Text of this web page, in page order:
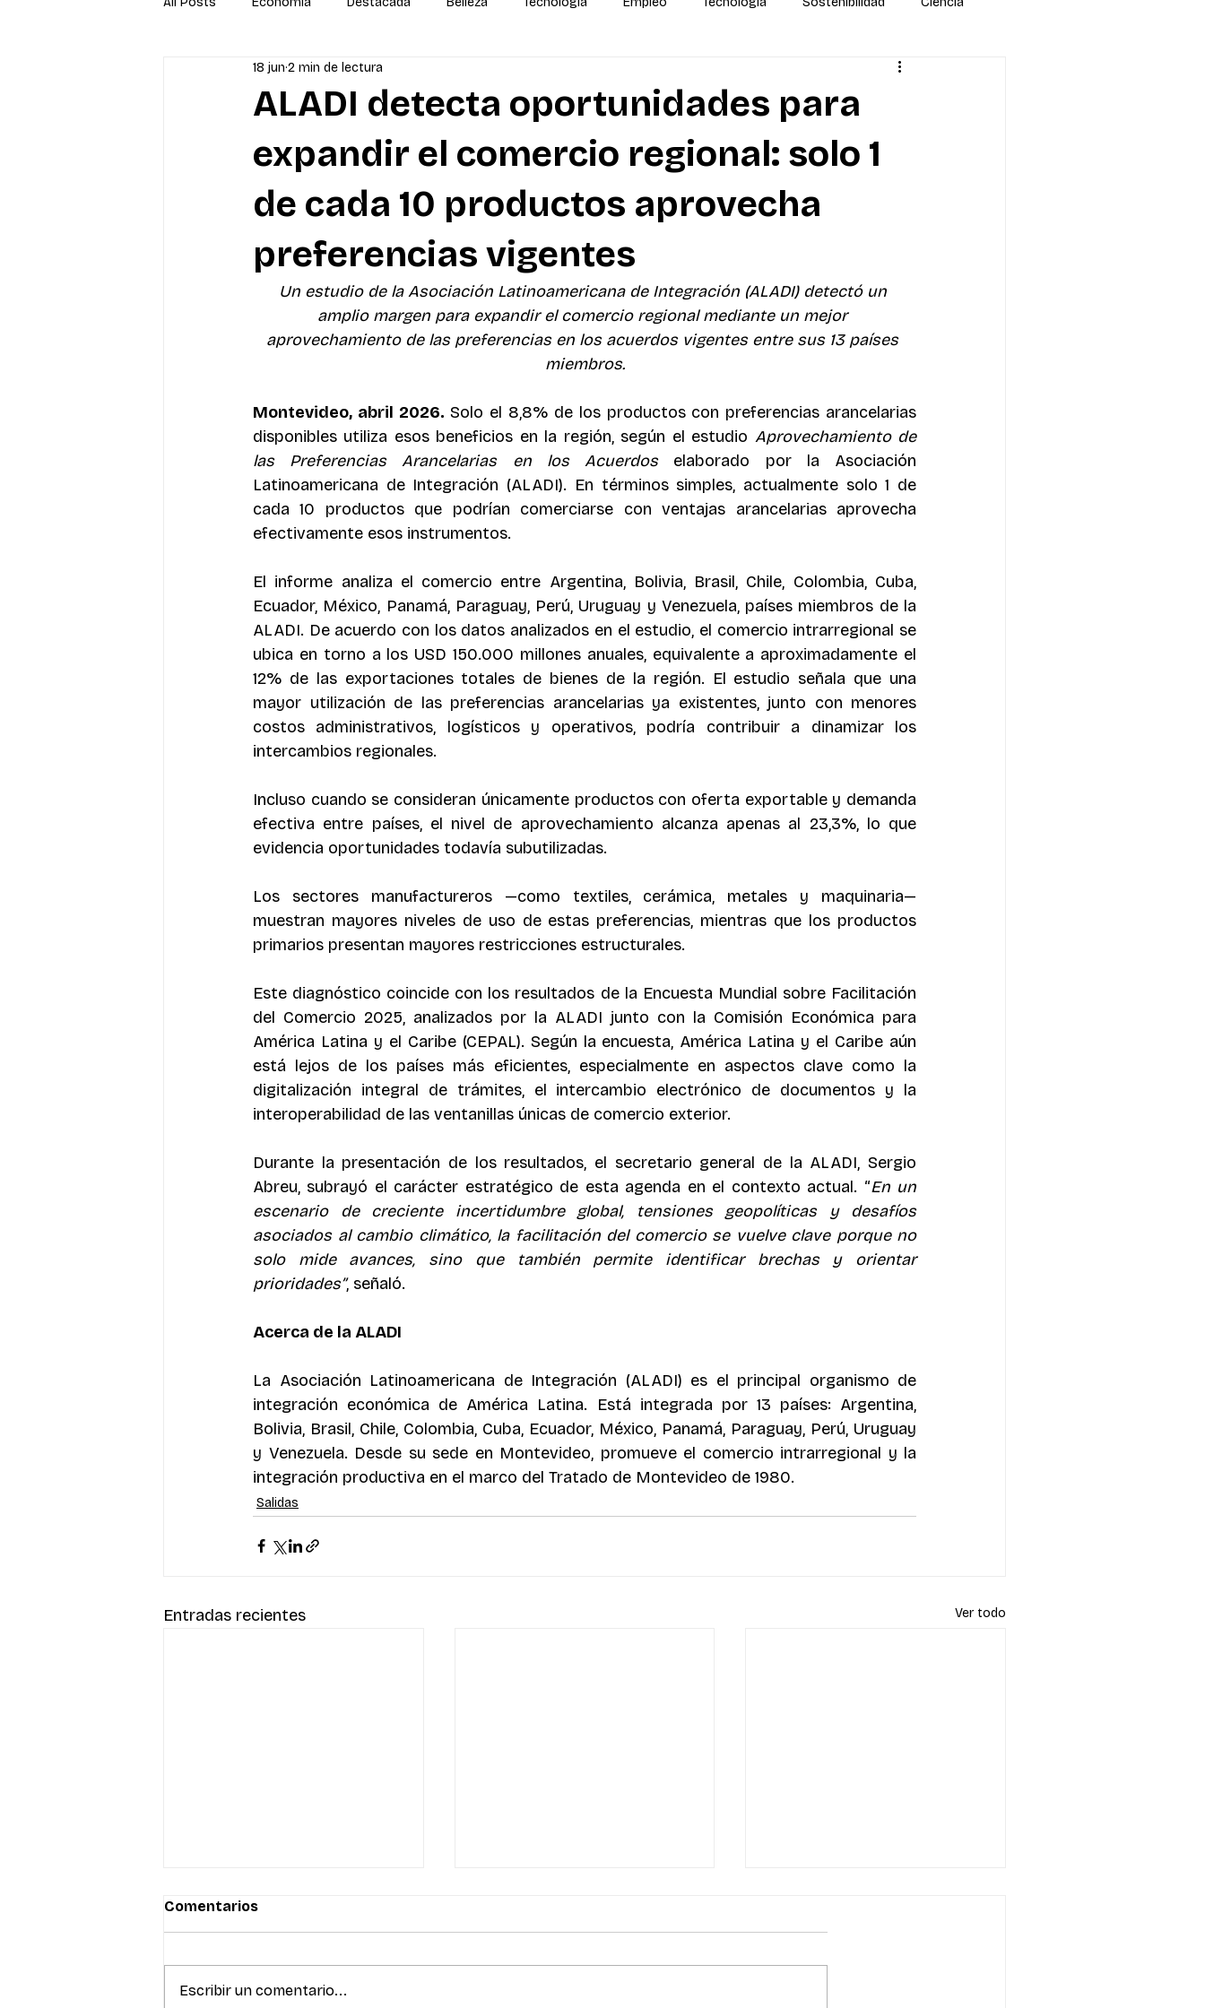
Newsletter Economía
ALADI detecta oportunidades para
expandir el comercio regional: solo 1
de cada 10 productos aprovecha
preferencias vigentes
18 jun 2 min de lectura
Un estudio de la Asociación Latinoamericana de Integración (ALADI) detectó un
amplio margen para expandir el comercio regional mediante un mejor
aprovechamiento de las preferencias en los acuerdos vigentes entre sus 13 países
miembros.
Montevideo, abril 2026. Solo el 8,8% de los productos con preferencias arancelarias
disponibles utiliza esos beneficios en la región, según el estudio Aprovechamiento de
las Preferencias Arancelarias en los Acuerdos elaborado por la Asociación
Latinoamericana de Integración (ALADI). En términos simples, actualmente solo 1 de
cada 10 productos que podrían comerciarse con ventajas arancelarias aprovecha
efectivamente esos instrumentos.
El informe analiza el comercio entre Argentina, Bolivia, Brasil, Chile, Colombia, Cuba,
Ecuador, México, Panamá, Paraguay, Perú, Uruguay y Venezuela, países miembros de la
ALADI. De acuerdo con los datos analizados en el estudio, el comercio intrarregional se
ubica en torno a los USD 150.000 millones anuales, equivalente a aproximadamente el
12% de las exportaciones totales de bienes de la región. El estudio señala que una
mayor utilización de las preferencias arancelarias ya existentes, junto con menores
costos administrativos, logísticos y operativos, podría contribuir a dinamizar los
intercambios regionales.
Incluso cuando se consideran únicamente productos con oferta exportable y demanda
efectiva entre países, el nivel de aprovechamiento alcanza apenas al 23,3%, lo que
evidencia oportunidades todavía subutilizadas.
Los sectores manufactureros —como textiles, cerámica, metales y maquinaria—
muestran mayores niveles de uso de estas preferencias, mientras que los productos
primarios presentan mayores restricciones estructurales.
Este diagnóstico coincide con los resultados de la Encuesta Mundial sobre Facilitación
del Comercio 2025, analizados por la ALADI junto con la Comisión Económica para
América Latina y el Caribe (CEPAL). Según la encuesta, América Latina y el Caribe aún
está lejos de los países más eficientes, especialmente en aspectos clave como la
digitalización integral de trámites, el intercambio electrónico de documentos y la
interoperabilidad de las ventanillas únicas de comercio exterior.
Durante la presentación de los resultados, el secretario general de la ALADI, Sergio
Abreu, subrayó el carácter estratégico de esta agenda en el contexto actual. “En un
escenario de creciente incertidumbre global, tensiones geopolíticas y desafíos
asociados al cambio climático, la facilitación del comercio se vuelve clave porque no
solo mide avances, sino que también permite identificar brechas y orientar
prioridades”, señaló.
Acerca de la ALADI
La Asociación Latinoamericana de Integración (ALADI) es el principal organismo de
integración económica de América Latina. Está integrada por 13 países: Argentina,
Bolivia, Brasil, Chile, Colombia, Cuba, Ecuador, México, Panamá, Paraguay, Perú, Uruguay
y Venezuela. Desde su sede en Montevideo, promueve el comercio intrarregional y la
integración productiva en el marco del Tratado de Montevideo de 1980.
Salidas
Entradas recientes Ver todo
Comentarios
Escribir un comentario...